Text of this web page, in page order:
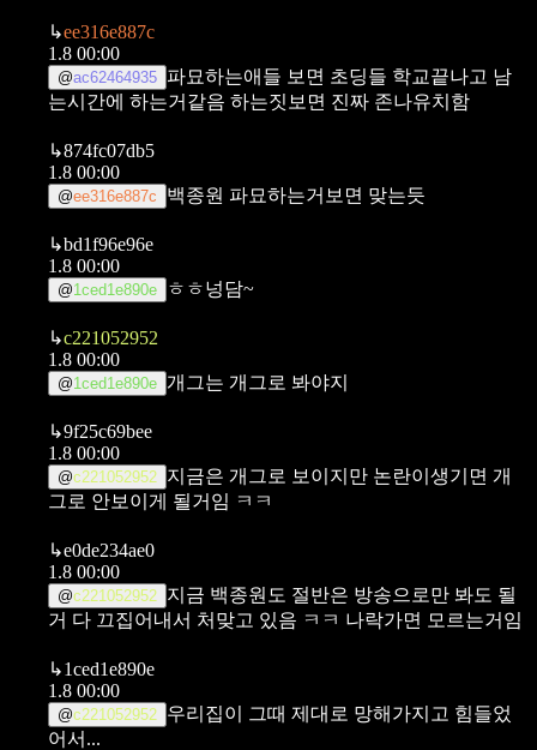
↳ee316e887c
1.8 00:00
@ac62464935 파묘하는애들 보면 초딩들 학교끝나고 남
는시간에 하는거같음 하는짓보면 진짜 존나유치함
↳874fc07db5
1.8 00:00
@ee316e887c 백종원 파묘하는거보면 맞는듯
↳bd1f96e96e
1.8 00:00
@1ced1e890e ㅎㅎ넝담~
↳c221052952
1.8 00:00
@1ced1e890e 개그는 개그로 봐야지
↳9f25c69bee
1.8 00:00
@c221052952 지금은 개그로 보이지만 논란이생기면 개
그로 안보이게 될거임 ㅋㅋ
↳e0de234ae0
1.8 00:00
@c221052952 지금 백종원도 절반은 방송으로만 봐도 될
거 다 끄집어내서 처맞고 있음 ㅋㅋ 나락가면 모르는거임
↳1ced1e890e
1.8 00:00
@c221052952 우리집이 그때 제대로 망해가지고 힘들었
어서...